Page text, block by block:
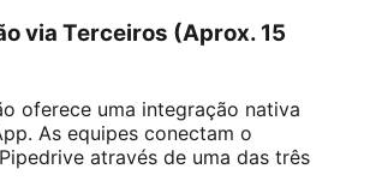
via Terceiros (Aprox. 15
oferece uma integração nativa
As equipes conectam o
através de uma das três